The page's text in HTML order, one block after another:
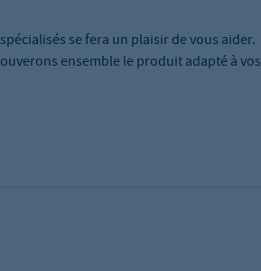
se fera un plaisir de vous aider.
ensemble le produit adapté à vos